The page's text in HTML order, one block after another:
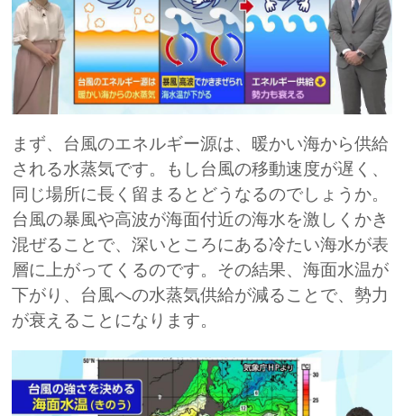
まず、台風のエネルギー源は、暖かい海から供給
される水蒸気です。もし台風の移動速度が遅く、
同じ場所に長く留まるとどうなるのでしょうか。
台風の暴風や高波が海面付近の海水を激しくかき
混ぜることで、深いところにある冷たい海水が表
層に上がってくるのです。その結果、海面水温が
下がり、台風への水蒸気供給が減ることで、勢力
が衰えることになります。